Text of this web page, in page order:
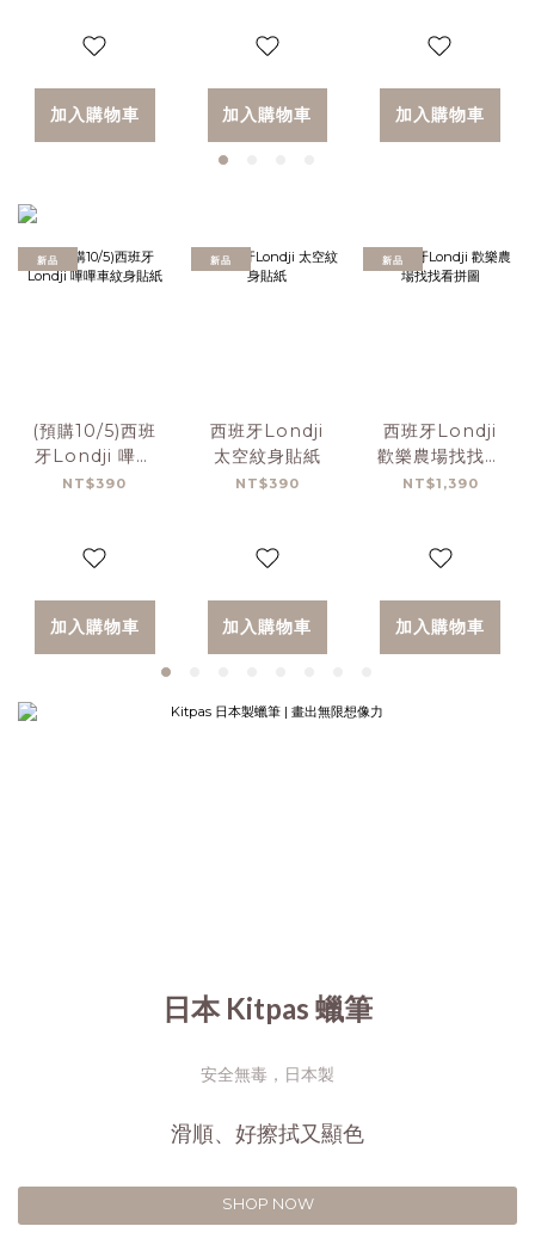
加入購物車 加入購物車 加入購物車
新品
(預購10/5)西班
牙Londji 嗶嗶
車紋身貼紙
NT$390
加入購物車
新品
西班牙Londji
太空紋身貼紙
NT$390
加入購物車
新品
西班牙Londji
歡樂農場找找看
拼圖
NT$1,390
加入購物車
日本 Kitpas 蠟筆
安全無毒，日本製
滑順、好擦拭又顯色
SHOP NOW